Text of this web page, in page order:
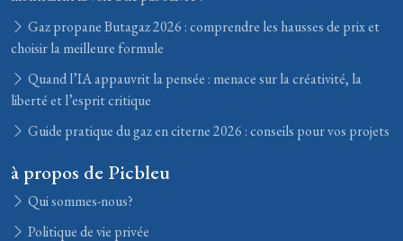
Gaz propane Butagaz 2026 : comprendre les hausses de prix et
choisir la meilleure formule
Quand l’IA appauvrit la pensée : menace sur la créativité, la
liberté et l’esprit critique
Guide pratique du gaz en citerne 2026 : conseils pour vos projets
à propos de Picbleu
Qui sommes-nous?
Politique de vie privée